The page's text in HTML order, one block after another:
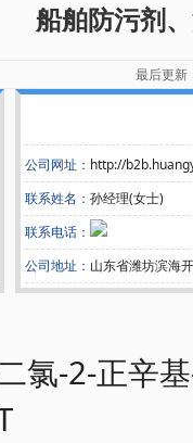
船舶防污剂
最后更
公司网址： http://
联系姓名： 孙经理(女士)
联系电话：
公司地址： 山东省潍坊滨海
氯-2-正辛